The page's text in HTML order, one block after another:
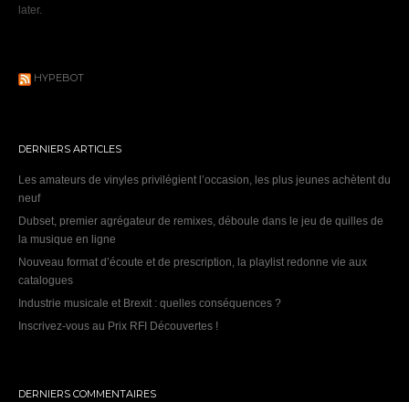
later.
HYPEBOT
DERNIERS ARTICLES
Les amateurs de vinyles privilégient l’occasion, les plus jeunes achètent du
neuf
Dubset, premier agrégateur de remixes, déboule dans le jeu de quilles de
la musique en ligne
Nouveau format d’écoute et de prescription, la playlist redonne vie aux
catalogues
Industrie musicale et Brexit : quelles conséquences ?
Inscrivez-vous au Prix RFI Découvertes !
DERNIERS COMMENTAIRES